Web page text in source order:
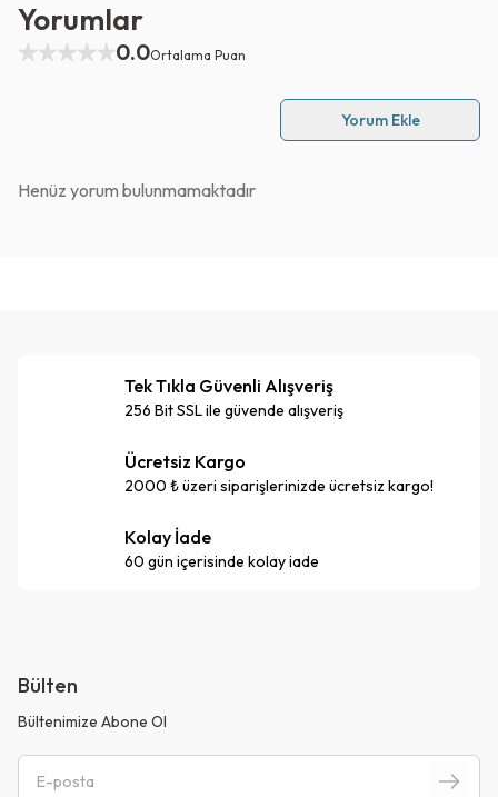
Yorumlar
0.0Ortalama Puan
Yorum Ekle
Henüz yorum bulunmamaktadır
Tek Tıkla Güvenli Alışveriş
256 Bit SSL ile güvende alışveriş
Ücretsiz Kargo
2000 ₺ üzeri siparişlerinizde ücretsiz kargo!
Kolay İade
60 gün içerisinde kolay iade
Bülten
Bültenimize Abone Ol